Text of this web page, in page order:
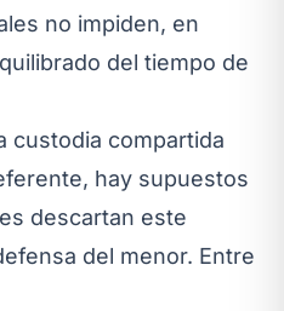
no impiden, en
del tiempo de
custodia compartida
hay supuestos
descartan este
del menor. Entre